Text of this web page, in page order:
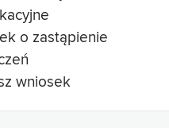
o zastąpienie
wniosek